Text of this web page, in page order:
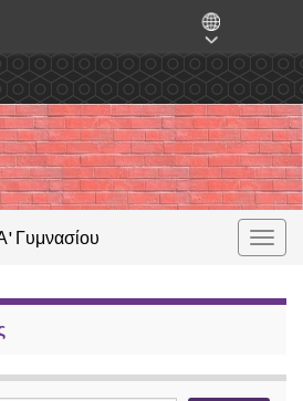
Γυμνασίου